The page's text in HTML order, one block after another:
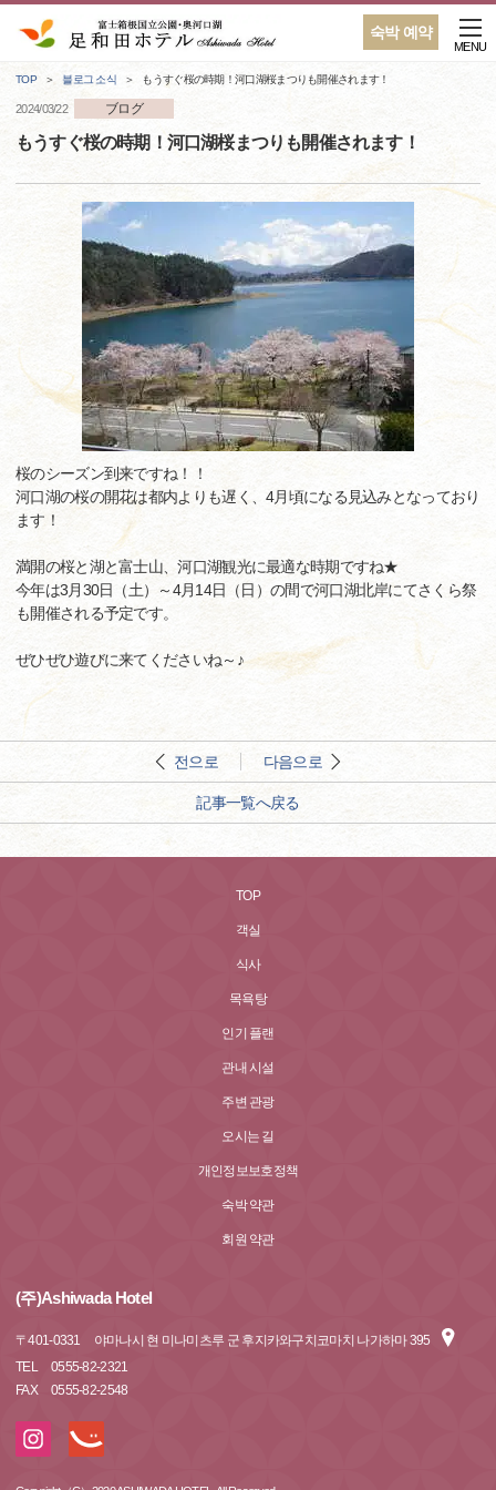
숙박 예약
MENU
TOP 블로그 소식 もうすぐ桜の時期！河口湖桜まつりも開催されます！
2024/03/22 ブログ
もうすぐ桜の時期！河口湖桜まつりも開催されます！
桜のシーズン到来ですね！！
河口湖の桜の開花は都内よりも遅く、4月頃になる見込みとなっており
ます！
満開の桜と湖と富士山、河口湖観光に最適な時期ですね★
今年は3月30日（土）～4月14日（日）の間で河口湖北岸にてさくら祭
も開催される予定です。
ぜひぜひ遊びに来てくださいね～♪
전으로 다음으로
記事一覧へ戻る
TOP
객실
식사
목욕탕
인기 플랜
관내 시설
주변 관광
오시는 길
개인정보보호정책
숙박 약관
회원 약관
(주)Ashiwada Hotel
〒401-0331
야마나시 현 미나미츠루 군 후지카와구치코마치 나가하마 395
TEL
0555-82-2321
FAX
0555-82-2548